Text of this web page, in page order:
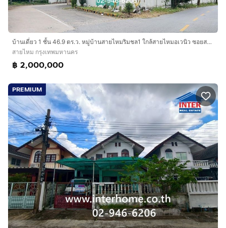
บ้านเดี่ยว 1 ชั้น 46.9 ตร.ว. หมู่บ้านสายไหมริมชล1 ใกล้สายไหมอเวนิว ซอยสายไหม85 ถนนสายไหม ถนนสุขาภิบาล5 เขตสายไหม กรุงเทพมหานคร
สายไหม กรุงเทพมหานคร
฿ 2,000,000
PREMIUM